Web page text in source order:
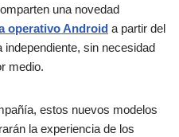
una novedad
operativo Android a partir del
sin necesidad
medio.
estos nuevos modelos
la experiencia de los